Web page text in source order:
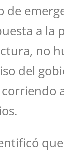
de
a la
no
del